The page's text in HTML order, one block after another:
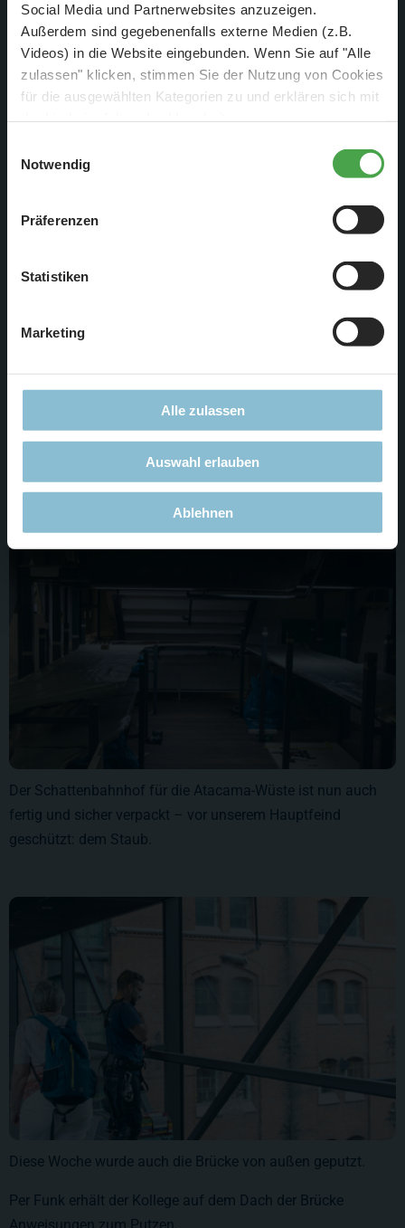
Social Media und Partnerwebsites anzuzeigen.
Außerdem sind gegebenenfalls externe Medien (z.B.
Videos) in die Website eingebunden. Wenn Sie auf "Alle
zulassen" klicken, stimmen Sie der Nutzung von Cookies
für die ausgewählten Kategorien zu und erklären sich mit
diese Einstellungen jederzeit über die Schaltfläche
zustimmen, beschränken wir uns auf die technisch
notwendigen Cookies. Weitere Informationen finden Sie in
Notwendig
Präferenzen
Statistiken
Marketing
Alle zulassen
Auswahl erlauben
Ablehnen
Zumindest moderne Architektur. So schafft es auch der
Plattenbau in die Zukunft.
Manchmal kommt bei den Fahrzeugen die Frage auf, wie
authentisch unsere Darstellung ist... das mag vielleicht hier
wieder gefragt werden.
Der Schattenbahnhof für die Atacama-Wüste ist nun auch
fertig und sicher verpackt – vor unserem Hauptfeind
geschützt: dem Staub.
Diese Woche wurde auch die Brücke von außen geputzt.
Per Funk erhält der Kollege auf dem Dach der Brücke